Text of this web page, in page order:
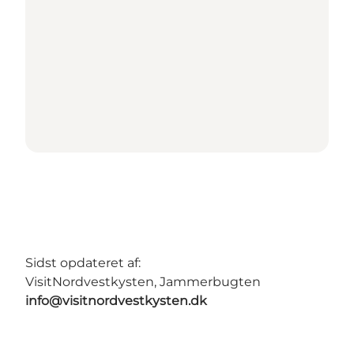
Sidst opdateret af:
VisitNordvestkysten, Jammerbugten
info@visitnordvestkysten.dk